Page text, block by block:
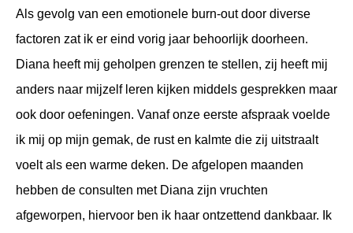
Als gevolg van een emotionele burn-out door diverse
factoren zat ik er eind vorig jaar behoorlijk doorheen.
Diana heeft mij geholpen grenzen te stellen, zij heeft mij
anders naar mijzelf leren kijken middels gesprekken maar
ook door oefeningen. Vanaf onze eerste afspraak voelde
ik mij op mijn gemak, de rust en kalmte die zij uitstraalt
voelt als een warme deken. De afgelopen maanden
hebben de consulten met Diana zijn vruchten
afgeworpen, hiervoor ben ik haar ontzettend dankbaar. Ik